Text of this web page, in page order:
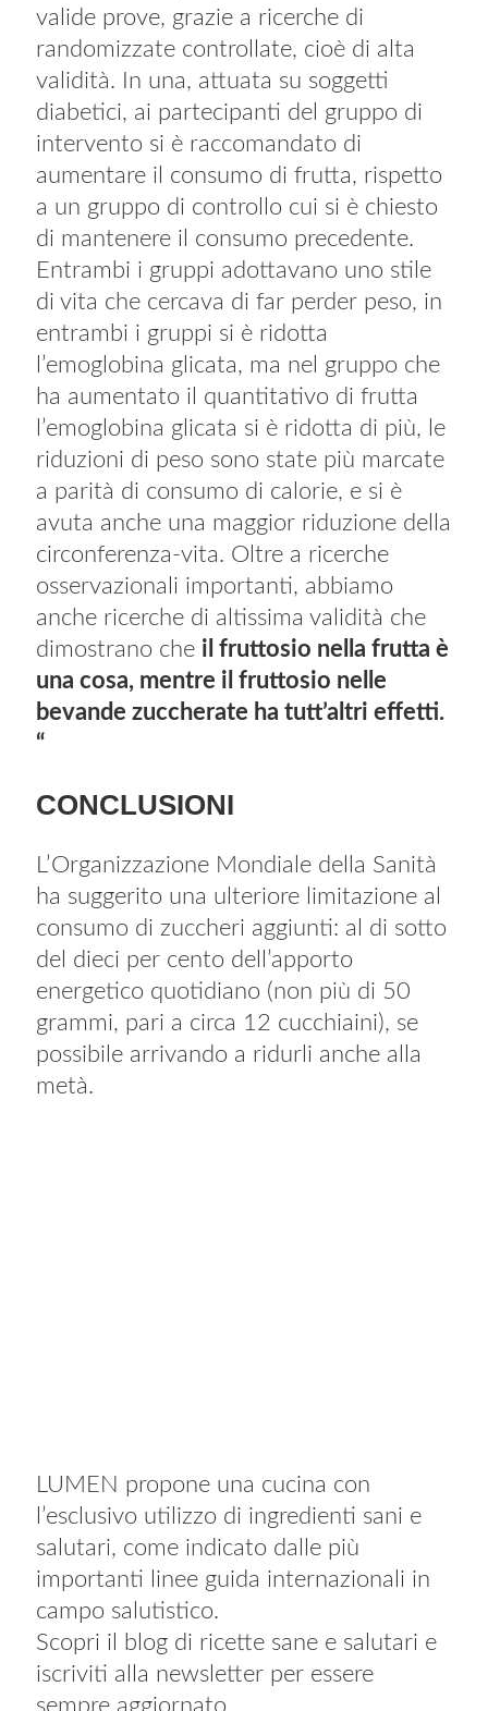
valide prove, grazie a ricerche di
randomizzate controllate, cioè di alta
validità. In una, attuata su soggetti
diabetici, ai partecipanti del gruppo di
intervento si è raccomandato di
aumentare il consumo di frutta, rispetto
a un gruppo di controllo cui si è chiesto
di mantenere il consumo precedente.
Entrambi i gruppi adottavano uno stile
di vita che cercava di far perder peso, in
entrambi i gruppi si è ridotta
l’emoglobina glicata, ma nel gruppo che
ha aumentato il quantitativo di frutta
l’emoglobina glicata si è ridotta di più, le
riduzioni di peso sono state più marcate
a parità di consumo di calorie, e si è
avuta anche una maggior riduzione della
circonferenza-vita. Oltre a ricerche
osservazionali importanti, abbiamo
anche ricerche di altissima validità che
dimostrano che il fruttosio nella frutta è
una cosa, mentre il fruttosio nelle
bevande zuccherate ha tutt’altri effetti.
“
CONCLUSIONI
L’Organizzazione Mondiale della Sanità
ha suggerito una ulteriore limitazione al
consumo di zuccheri aggiunti: al di sotto
del dieci per cento dell’apporto
energetico quotidiano (non più di 50
grammi, pari a circa 12 cucchiaini), se
possibile arrivando a ridurli anche alla
metà.
LUMEN propone una cucina con
l’esclusivo utilizzo di ingredienti sani e
salutari, come indicato dalle più
importanti linee guida internazionali in
campo salutistico.
Scopri il blog di ricette sane e salutari e
iscriviti alla newsletter per essere
sempre aggiornato.